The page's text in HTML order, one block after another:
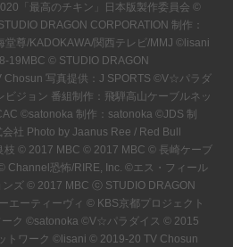
「最高のチキン」日本版製作委員会 ©
DRAGON CORPORATION 制作：
堂尊/KADOKAWA/関西テレビ/MMJ ©lisani
19MBC © STUDIO DRAGON
Chosun 写真提供：J SPORTS ©V☆パラダ
ビジョン 番組制作：飛騨高山ケーブルネッ
©satonoka 制作：satonoka ©JDS 制
社 Photo by Jaanus Ree / Red Bull
枝 © 2017 MBC © 2017 MBC © 長崎ケーブ
Channel恐怖/RIRE, Inc. ©エス・フィール
ンズ © 2017 MBC ⓒ STUDIO DRAGON
エーティーヴィ © KBS京都プロジェクト
ーク ©satonoka ©V☆パラダイス © 2015
トワーク ©lisani © 2019-20 TV Chosun